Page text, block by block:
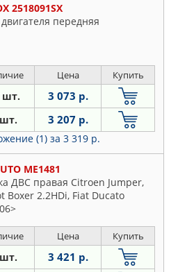
2518091SX
передняя
Цена Купить
шт. 3 073 р.
3 207 р.
(1) за 3 319 р.
ME1481
ДВС правая Citroen Jumper,
Boxer 2.2HDi, Fiat Ducato
Цена Купить
3 421 р.